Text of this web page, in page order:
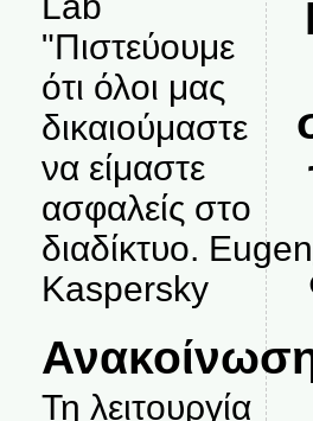
"Πιστεύουμε
ότι όλοι μας
δικαιούμαστε
να είμαστε
ασφαλείς στο
διαδίκτυο.
Kaspersky
Τη λειτουργία